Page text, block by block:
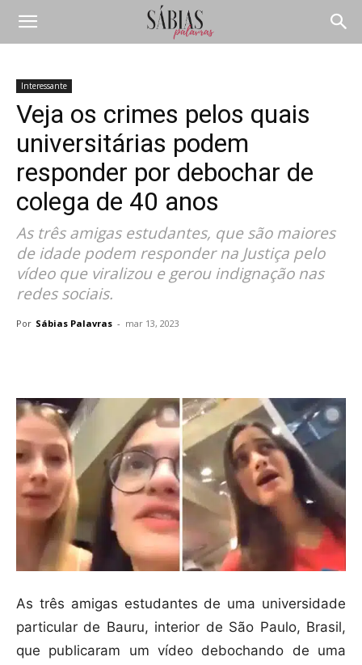
Interessante
Veja os crimes pelos quais
universitárias podem
responder por debochar de
colega de 40 anos
As três amigas estudantes, que são maiores
de idade podem responder na Justiça pelo
vídeo que viralizou e gerou indignação nas
redes sociais.
Por Sábias Palavras - mar 13, 2023
As três amigas estudantes de uma universidade
particular de Bauru, interior de São Paulo, Brasil,
que publicaram um vídeo debochando de uma